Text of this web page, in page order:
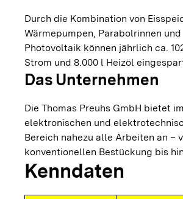
Durch die Kombination von
Wärmepumpen, Parabolrinnen und
Photovoltaik können jährlich ca.
Strom und 8.000 l Heizöl
Das Unternehmen
Die Thomas Preuhs GmbH bietet im
elektronischen und
Bereich nahezu alle Arbeiten an –
konventionellen Bestückung bis
Kenndaten